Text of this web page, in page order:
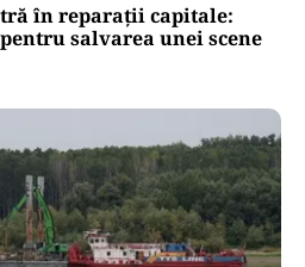
în reparații capitale:
salvarea unei scene